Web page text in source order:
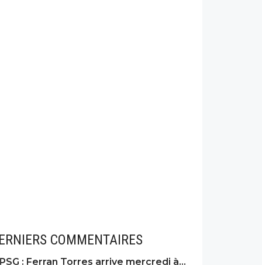
COMMENTAIRES
PSG : Ferran Torres arrive mercredi à